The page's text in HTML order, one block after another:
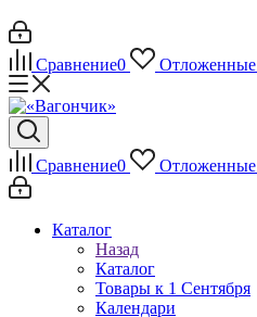
Сравнение0 Отложенные
Сравнение0 Отложенные
Каталог
Назад
Каталог
Товары к 1 Сентября
Календари